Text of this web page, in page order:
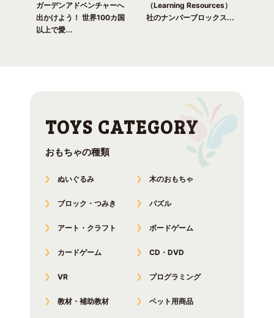
ガーデンアドベンチャーへ
出かけよう！ 世界100カ国
以上で愛...
（Learning Resources）
社のナンバーブロックス...
おもちゃの種類
ぬいぐるみ 木のおもちゃ
ブロック・つみき パズル
アート・クラフト ボードゲーム
カードゲーム CD・DVD
VR プログラミング
教材・補助教材 ペット用商品